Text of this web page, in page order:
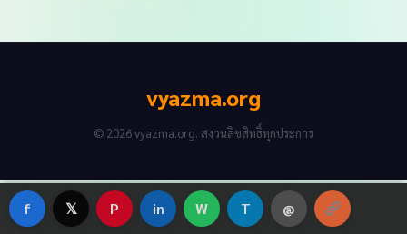
vyazma.org
© 2026 vyazma.org. สงวนลิขสิทธิ์ทุกประการ
f 𝕏 P in W T @